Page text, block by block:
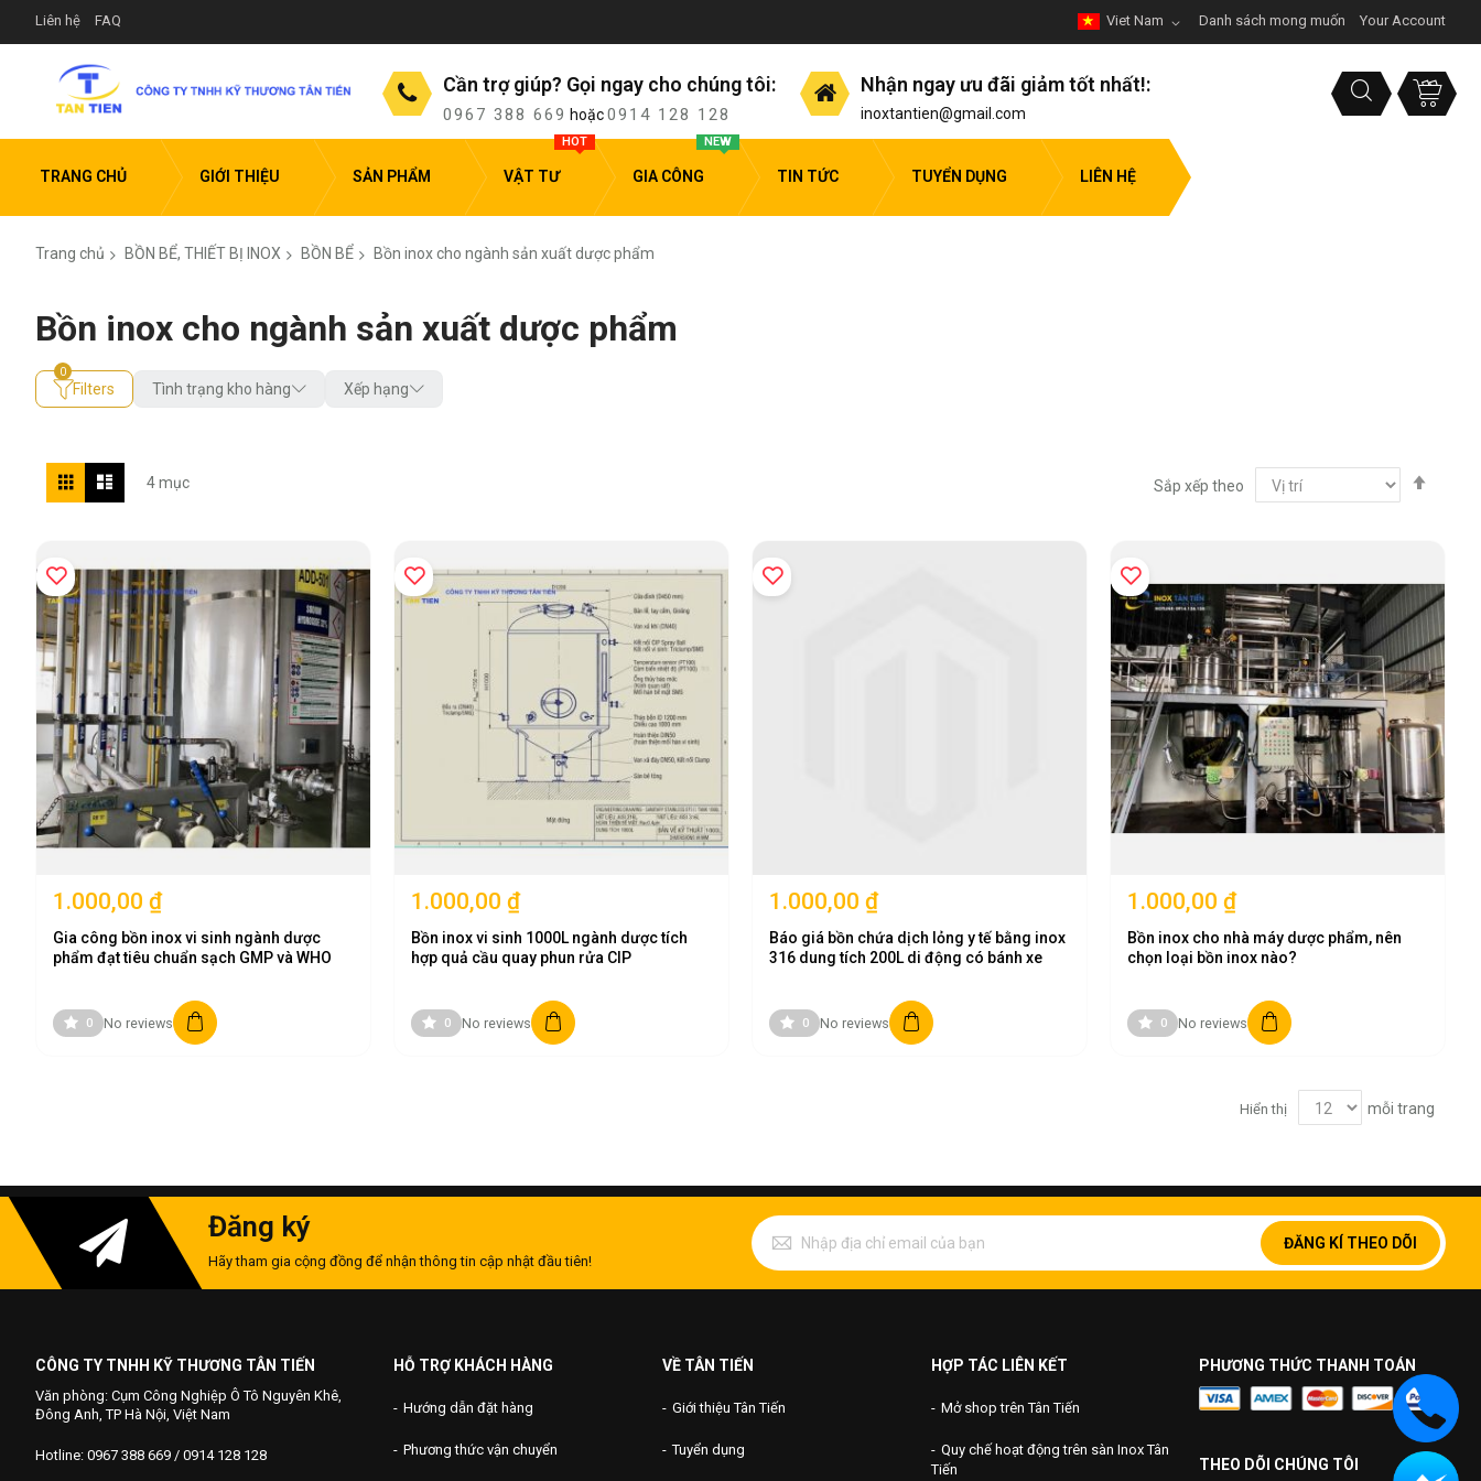
Liên hệ FAQ Danh sách mong muốn Your Account
Viet Nam
Cần trợ giúp? Gọi ngay cho chúng tôi:
0967 388 669 hoặc0914 128 128
Nhận ngay ưu đãi giảm tốt nhất!:
inoxtantien@gmail.com
TRANG CHỦ GIỚI THIỆU SẢN PHẨM VẬT TƯ
HOT
GIA CÔNG
NEW
TIN TỨC TUYỂN DỤNG LIÊN HỆ
Trang chủ BỒN BỂ, THIẾT BỊ INOX BỒN BỂ Bồn inox cho ngành sản xuất dược phẩm
Bồn inox cho ngành sản xuất dược phẩm
Filters Tình trạng kho hàng Xếp hạng
Xem
dưới
Lưới
Danh4mục Sắp xếp theo
1.000,00 ₫
Gia công bồn inox vi sinh ngành dược
phẩm đạt tiêu chuẩn sạch GMP và WHO
0 No reviews
1.000,00 ₫
Bồn inox vi sinh 1000L ngành dược tích
hợp quả cầu quay phun rửa CIP
0 No reviews
1.000,00 ₫
Báo giá bồn chứa dịch lỏng y tế bằng inox
316 dung tích 200L di động có bánh xe
0 No reviews
1.000,00 ₫
Bồn inox cho nhà máy dược phẩm, nên
chọn loại bồn inox nào?
0 No reviews
Hiển thị mỗi trang
Đăng ký
Hãy tham gia cộng đồng để nhận thông tin cập nhật đầu tiên!
ĐĂNG KÍ THEO DÕI
CÔNG TY TNHH KỸ THƯƠNG TÂN TIẾN
Văn phòng: Cụm Công Nghiệp Ô Tô Nguyên Khê,
Đông Anh, TP Hà Nội, Việt Nam
Hotline: 0967 388 669 / 0914 128 128
HỖ TRỢ KHÁCH HÀNG
Hướng dẫn đặt hàng
Phương thức vận chuyển
VỀ TÂN TIẾN
Giới thiệu Tân Tiến
Tuyển dụng
HỢP TÁC LIÊN KẾT
Mở shop trên Tân Tiến
Quy chế hoạt động trên sàn Inox Tân
Tiến
PHƯƠNG THỨC THANH TOÁN
THEO DÕI CHÚNG TÔI